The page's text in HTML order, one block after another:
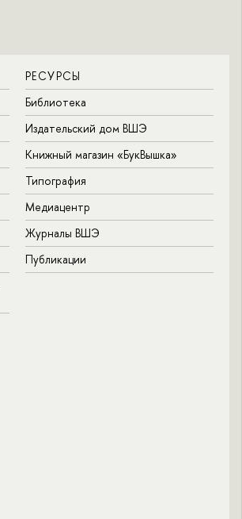
РЕСУРСЫ
Библиотека
Издательский дом ВШЭ
Книжный магазин «БукВышка»
Типография
Медиацентр
Журналы ВШЭ
Публикации